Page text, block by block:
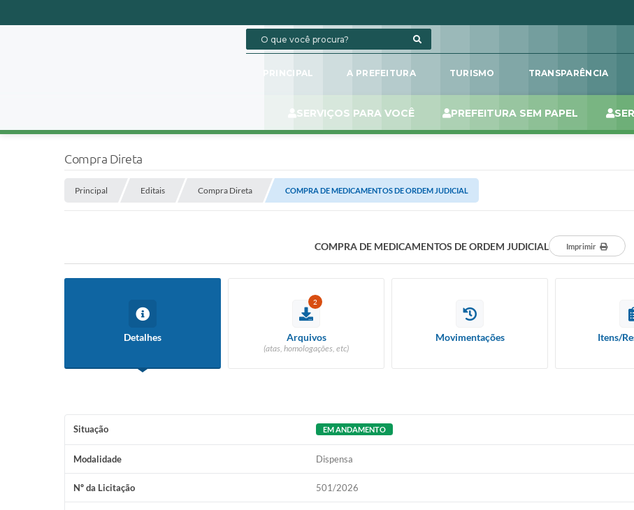
PRINCIPAL A PREFEITURA TURISMO TRANSPARÊNCIA
SERVIÇOS PARA VOCÊ PREFEITURA SEM PAPEL
Compra Direta
Principal Editais Compra Direta COMPRA DE MEDICAMENTOS DE ORDEM JUDICIAL
COMPRA DE MEDICAMENTOS DE ORDEM JUDICIAL Imprimir
Detalhes
2
Arquivos
(atas, homologações, etc)
Movimentações Itens/
Situação EM ANDAMENTO
Modalidade Dispensa
Nº da Licitação 501/2026